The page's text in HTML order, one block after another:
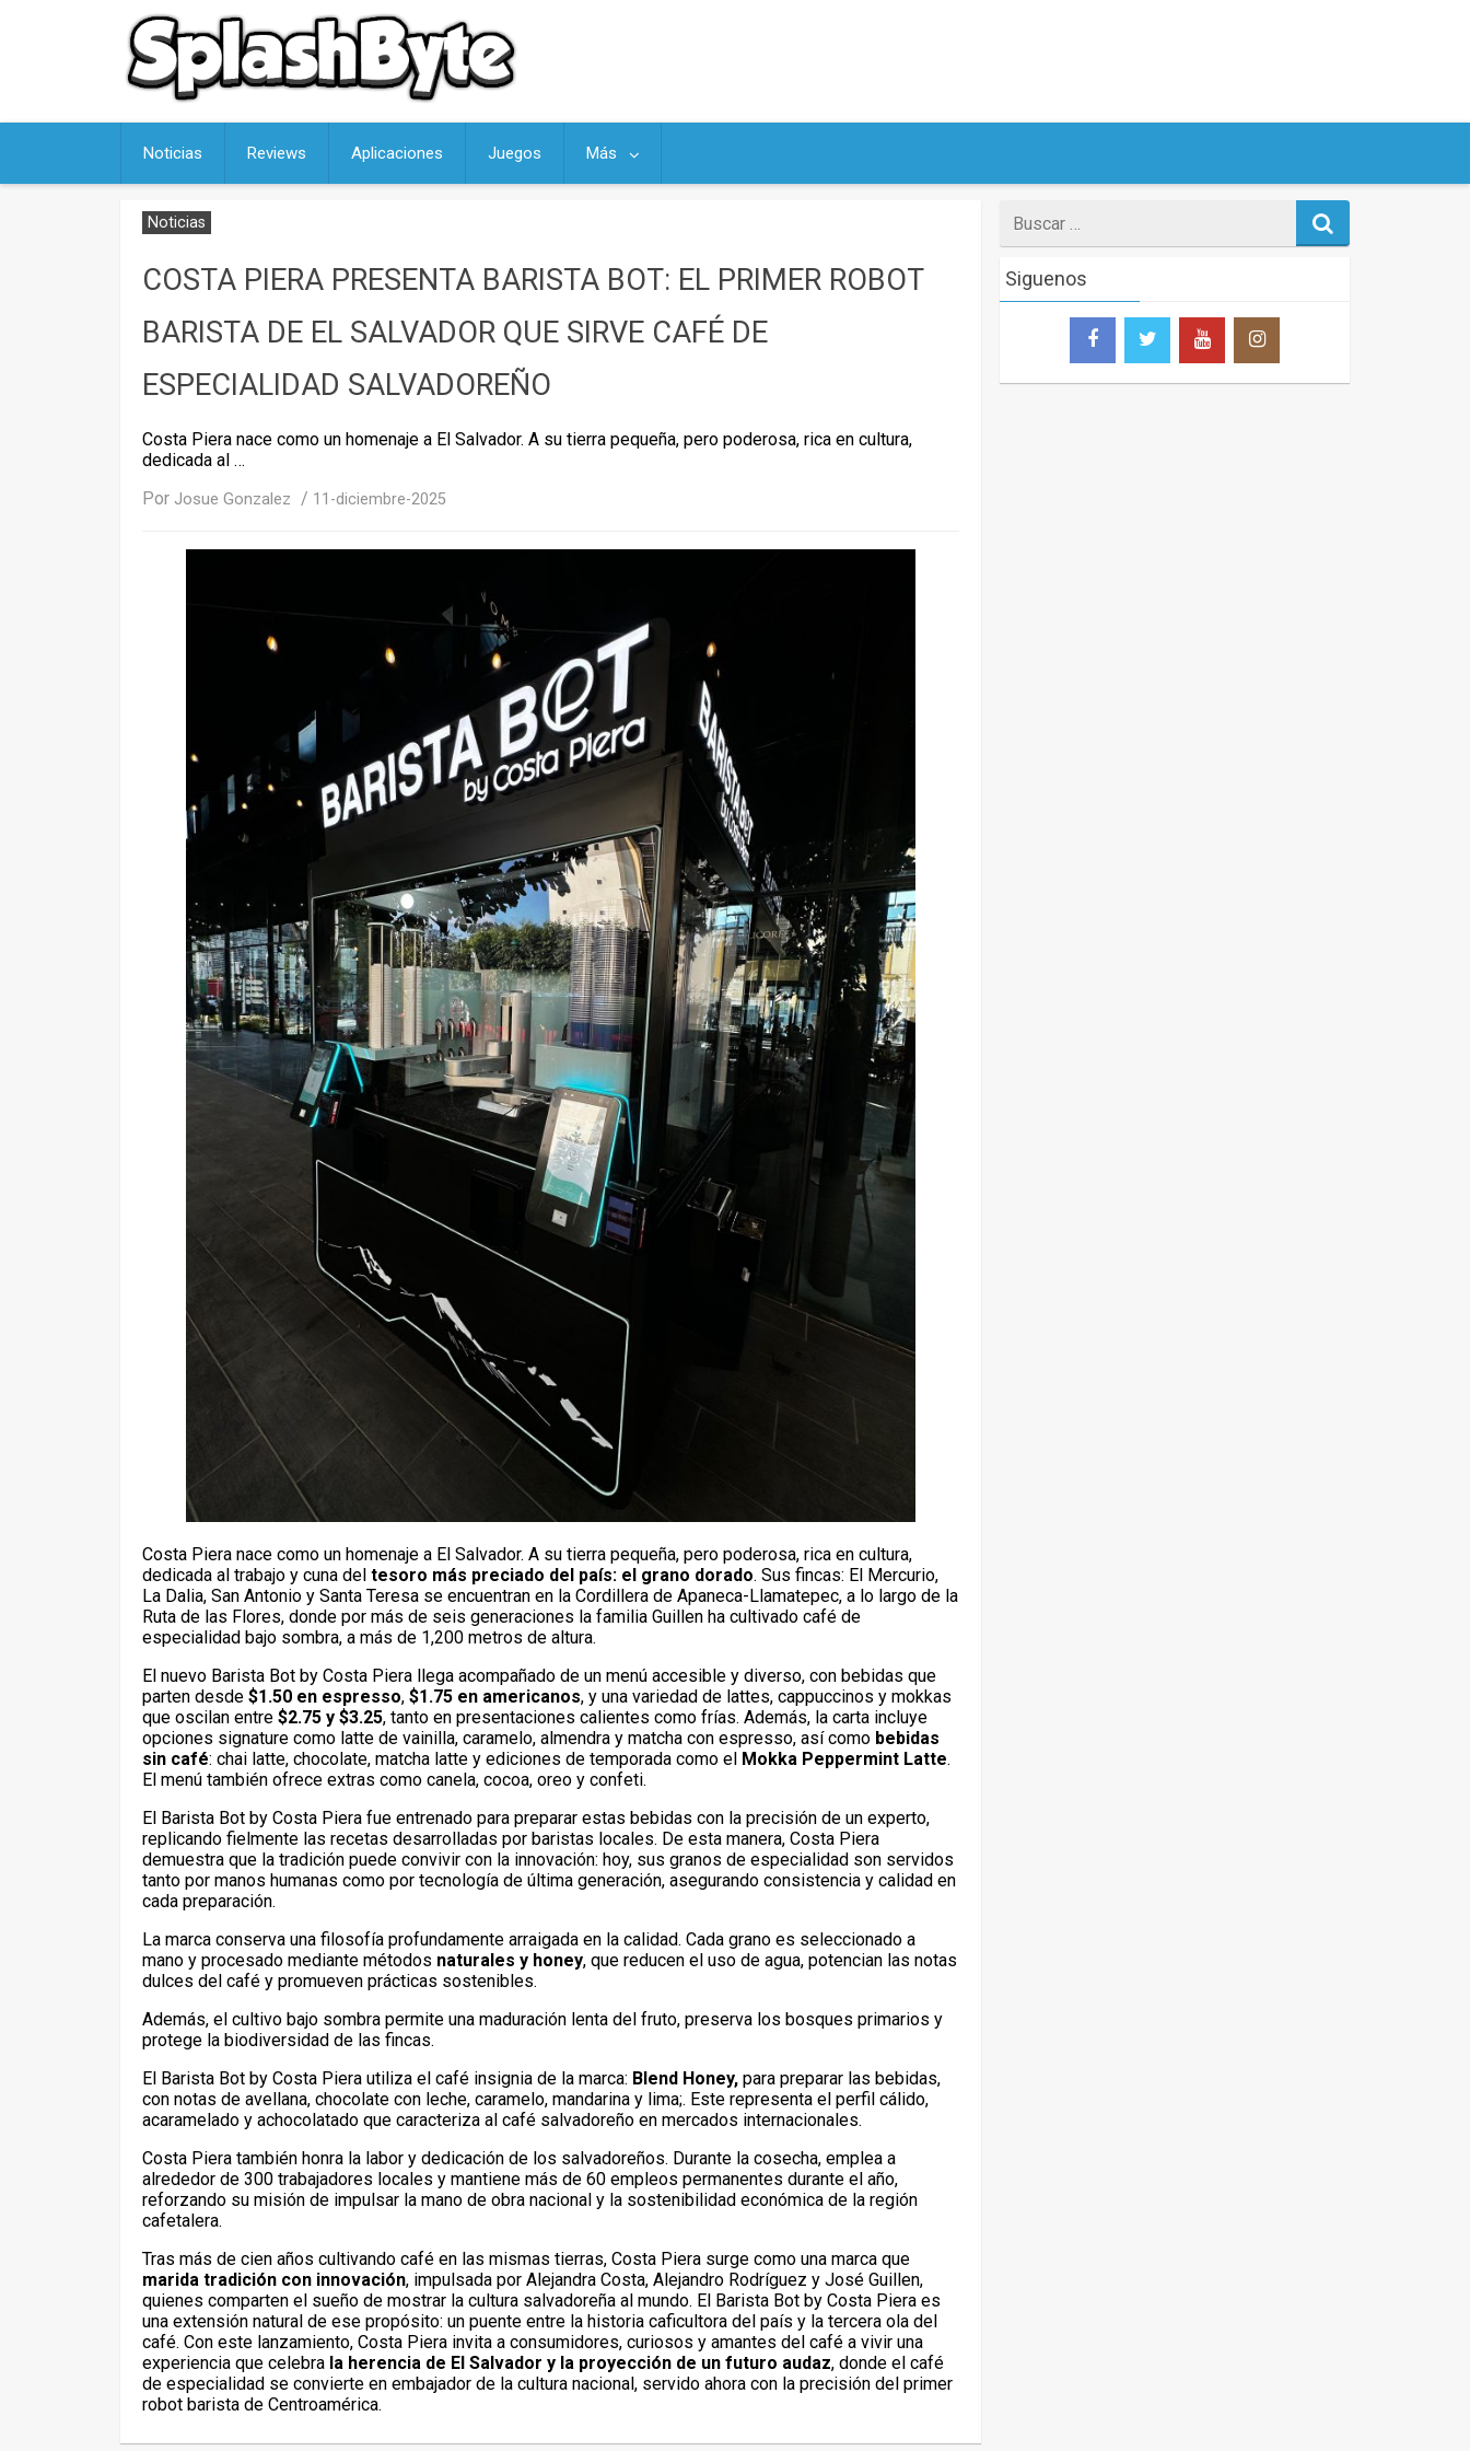
Noticias Reviews Aplicaciones Juegos Más
Noticias
COSTA PIERA PRESENTA BARISTA BOT: EL PRIMER ROBOT
BARISTA DE EL SALVADOR QUE SIRVE CAFÉ DE
ESPECIALIDAD SALVADOREÑO
Costa Piera nace como un homenaje a El Salvador. A su tierra pequeña, pero poderosa, rica en cultura,
dedicada al …
Por Josue Gonzalez / 11-diciembre-2025
Costa Piera nace como un homenaje a El Salvador. A su tierra pequeña, pero poderosa, rica en cultura,
dedicada al trabajo y cuna del tesoro más preciado del país: el grano dorado. Sus fincas: El Mercurio,
La Dalia, San Antonio y Santa Teresa se encuentran en la Cordillera de Apaneca-Llamatepec, a lo largo de la
Ruta de las Flores, donde por más de seis generaciones la familia Guillen ha cultivado café de
especialidad bajo sombra, a más de 1,200 metros de altura.
El nuevo Barista Bot by Costa Piera llega acompañado de un menú accesible y diverso, con bebidas que
parten desde $1.50 en espresso, $1.75 en americanos, y una variedad de lattes, cappuccinos y mokkas
que oscilan entre $2.75 y $3.25, tanto en presentaciones calientes como frías. Además, la carta incluye
opciones signature como latte de vainilla, caramelo, almendra y matcha con espresso, así como bebidas
sin café: chai latte, chocolate, matcha latte y ediciones de temporada como el Mokka Peppermint Latte.
El menú también ofrece extras como canela, cocoa, oreo y confeti.
El Barista Bot by Costa Piera fue entrenado para preparar estas bebidas con la precisión de un experto,
replicando fielmente las recetas desarrolladas por baristas locales. De esta manera, Costa Piera
demuestra que la tradición puede convivir con la innovación: hoy, sus granos de especialidad son servidos
tanto por manos humanas como por tecnología de última generación, asegurando consistencia y calidad en
cada preparación.
La marca conserva una filosofía profundamente arraigada en la calidad. Cada grano es seleccionado a
mano y procesado mediante métodos naturales y honey, que reducen el uso de agua, potencian las notas
dulces del café y promueven prácticas sostenibles.
Además, el cultivo bajo sombra permite una maduración lenta del fruto, preserva los bosques primarios y
protege la biodiversidad de las fincas.
El Barista Bot by Costa Piera utiliza el café insignia de la marca: Blend Honey, para preparar las bebidas,
con notas de avellana, chocolate con leche, caramelo, mandarina y lima;. Este representa el perfil cálido,
acaramelado y achocolatado que caracteriza al café salvadoreño en mercados internacionales.
Costa Piera también honra la labor y dedicación de los salvadoreños. Durante la cosecha, emplea a
alrededor de 300 trabajadores locales y mantiene más de 60 empleos permanentes durante el año,
reforzando su misión de impulsar la mano de obra nacional y la sostenibilidad económica de la región
cafetalera.
Tras más de cien años cultivando café en las mismas tierras, Costa Piera surge como una marca que
marida tradición con innovación, impulsada por Alejandra Costa, Alejandro Rodríguez y José Guillen,
quienes comparten el sueño de mostrar la cultura salvadoreña al mundo. El Barista Bot by Costa Piera es
una extensión natural de ese propósito: un puente entre la historia caficultora del país y la tercera ola del
café. Con este lanzamiento, Costa Piera invita a consumidores, curiosos y amantes del café a vivir una
experiencia que celebra la herencia de El Salvador y la proyección de un futuro audaz, donde el café
de especialidad se convierte en embajador de la cultura nacional, servido ahora con la precisión del primer
robot barista de Centroamérica.
for
Siguenos